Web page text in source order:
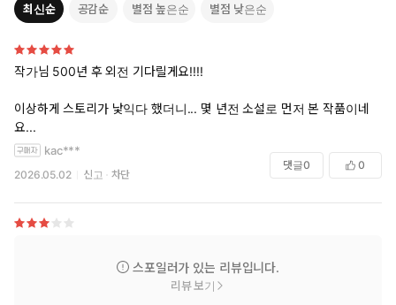
최신순 공감순 별점 높은순 별점 낮은순
작가님 500년 후 외전 기다릴게요!!!!
이상하게 스토리가 낯익다 했더니... 몇 년전 소설로 먼저 본 작품이네
요...
kac***
2026.05.02 신고 차단
댓글0 0
스포일러가 있는 리뷰입니다.
리뷰 보기